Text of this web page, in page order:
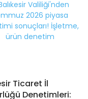
Ticaret İl
Denetimleri: